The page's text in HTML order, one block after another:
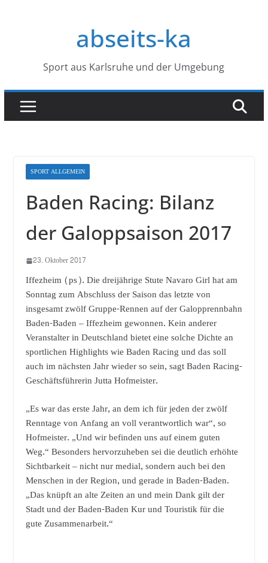
abseits-ka
Sport aus Karlsruhe und der Umgebung
SPORT ALLGEMEIN
Baden Racing: Bilanz
der Galoppsaison 2017
23. Oktober 2017
Iffezheim (ps). Die dreijährige Stute Navaro Girl hat am
Sonntag zum Abschluss der Saison das letzte von
insgesamt zwölf Gruppe-Rennen auf der Galopprennbahn
Baden-Baden – Iffezheim gewonnen. Kein anderer
Veranstalter in Deutschland bietet eine solche Dichte an
sportlichen Highlights wie Baden Racing und das soll
auch im nächsten Jahr wieder so sein, sagt Baden Racing-
Geschäftsführerin Jutta Hofmeister.
„Es war das erste Jahr, an dem ich für jeden der zwölf
Renntage von Anfang an voll verantwortlich war“, so
Hofmeister. „Und wir befinden uns auf einem guten
Weg.“ Besonders hervorzuheben sei die deutlich erhöhte
Sichtbarkeit – nicht nur medial, sondern auch bei den
Menschen in der Region, und gerade in Baden-Baden.
„Das knüpft an alte Zeiten an und mein Dank gilt der
Stadt und der Baden-Baden Kur und Touristik für die
gute Zusammenarbeit.“